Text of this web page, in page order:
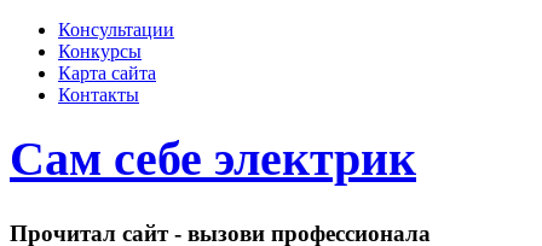
Консультации
Конкурсы
Карта сайта
Контакты
Сам себе электрик
Прочитал сайт - вызови профессионала